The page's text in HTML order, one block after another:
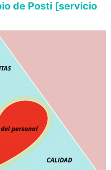
de Posti [servicio